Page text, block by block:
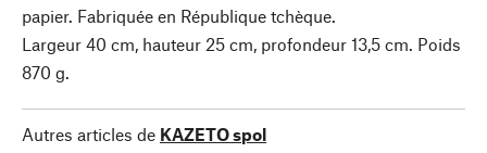
papier. Fabriquée en République tchèque.
Largeur 40 cm, hauteur 25 cm, profondeur 13,5 cm. Poids
870 g.
Autres articles de KAZETO spol